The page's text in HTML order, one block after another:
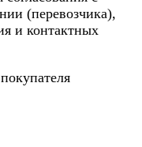
(перевозчика),
и контактных